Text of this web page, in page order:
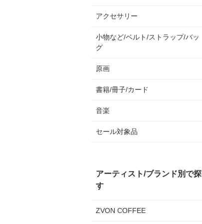
アクセサリー
小物など/ベルト/ストラップ/バッ
グ
原画
書籍/冊子/カード
音楽
セール対象品
アーティスト/ブランド別で探
す
ZVON COFFEE